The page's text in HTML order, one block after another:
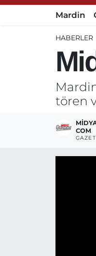
Mardin
HABERLER
tören
COM